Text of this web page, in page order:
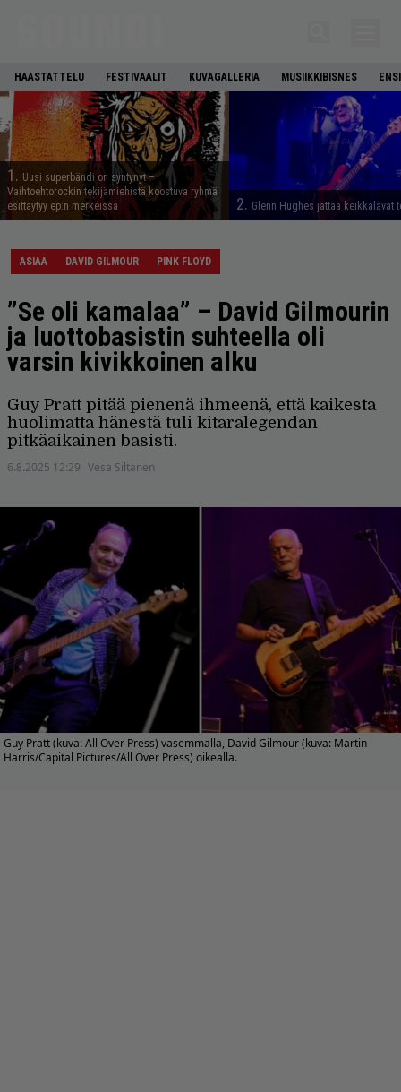
HAASTATTELU FESTIVAALIT KUVAGALLERIA MUSIIKKIBISNES
1. Uusi superbändi on syntynyt –
Vaihtoehtorockin tekijämiehistä koostuva ryhmä
esittäytyy ep:n merkeissä
2. Glenn Hughes jättää keikkalavat
ASIAA DAVID GILMOUR PINK FLOYD
”Se oli kamalaa” – David Gilmourin
ja luottobasistin suhteella oli
varsin kivikkoinen alku
Guy Pratt pitää pienenä ihmeenä, että kaikesta
huolimatta hänestä tuli kitaralegendan
pitkäaikainen basisti.
6.8.2025 12:29 Vesa Siltanen
Guy Pratt (kuva: All Over Press) vasemmalla, David Gilmour (kuva: Martin
Harris/Capital Pictures/All Over Press) oikealla.